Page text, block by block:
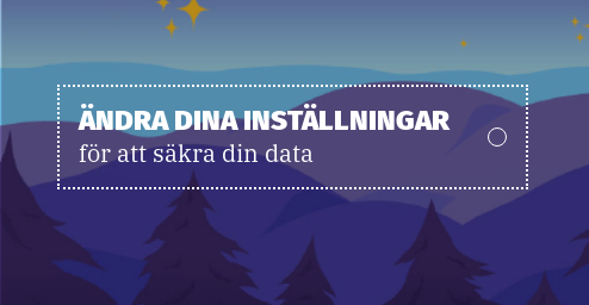
ÄNDRA DINA INSTÄLLNINGAR
för att säkra din data